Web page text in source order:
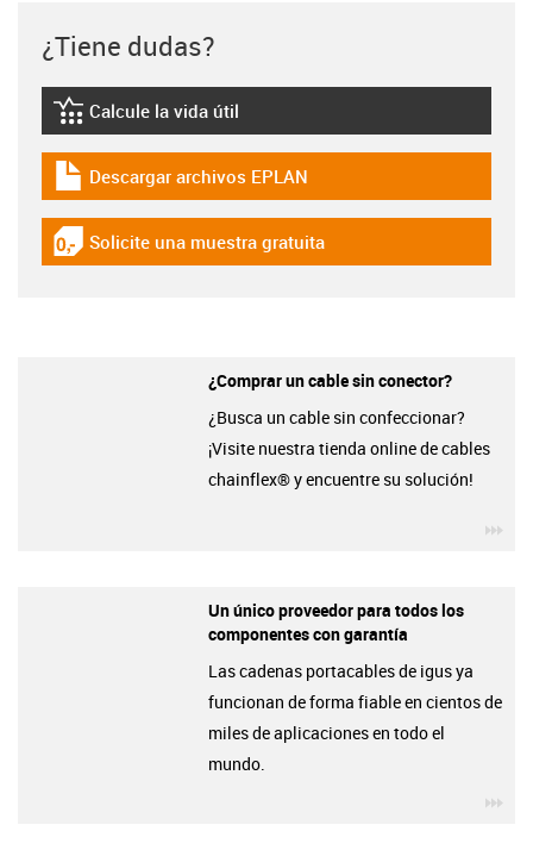
¿Tiene dudas?
igus-icon-lebensdauerrechner
Calcule la vida útil
igus-icon-download-plan
Descargar archivos EPLAN
igus-icon-gratismuster
Solicite una muestra gratuita
¿Comprar un cable sin conector?
¿Busca un cable sin confeccionar?
¡Visite nuestra tienda online de cables
chainflex® y encuentre su solución!
Un único proveedor para todos los
componentes con garantía
Las cadenas portacables de igus ya
funcionan de forma fiable en cientos de
miles de aplicaciones en todo el
mundo.